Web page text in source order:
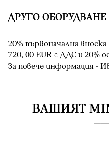
ДРУГО ОБОРУДВАНЕ
20% първоначална
720, 00 EUR с ДДС и
За повече информация -
ВАШИЯТ